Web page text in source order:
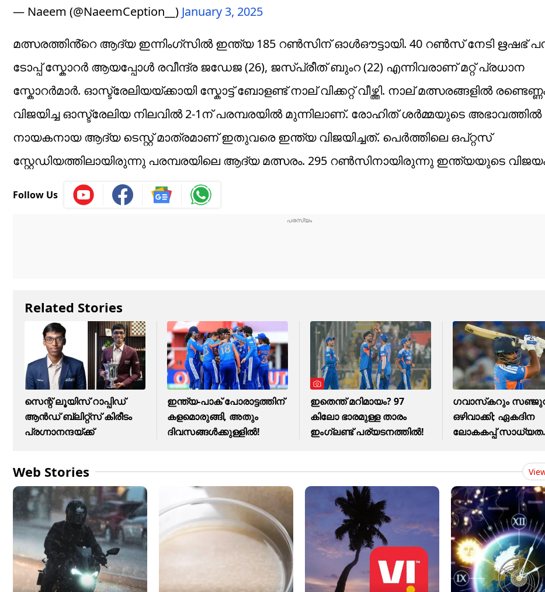
— Naeem (@NaeemCeption__) January 3, 2025
മത്സരത്തിൻ്റെ ആദ്യ ഇന്നിംഗ്സിൽ ഇന്ത്യ 185 റൺസിന് ഓൾഔട്ടായി. 40 റൺസ് നേടി ഋഷഭ്
ടോപ്പ് സ്കോറർ ആയപ്പോൾ രവീന്ദ്ര ജഡേജ (26), ജസ്പ്രീത് ബുംറ (22) എന്നിവരാണ് മറ്റ് പ്രധാന
സ്കോറർമാർ. ഓസ്ട്രേലിയയ്ക്കായി സ്കോട്ട് ബോളണ്ട് നാല് വിക്കറ്റ് വീഴ്ത്തി. നാല് മത്സരങ്ങളിൽ
വിജയിച്ച ഓസ്ട്രേലിയ നിലവിൽ 2-1ന് പരമ്പരയിൽ മുന്നിലാണ്. രോഹിത് ശർമ്മയുടെ
നായകനായ ആദ്യ ടെസ്റ്റ് മാത്രമാണ് ഇതുവരെ ഇന്ത്യ വിജയിച്ചത്. പെർത്തിലെ ഒപ്റ്റസ്
സ്റ്റേഡിയത്തിലായിരുന്നു പരമ്പരയിലെ ആദ്യ മത്സരം. 295 റൺസിനായിരുന്നു ഇന്ത്യയുടെ
Follow Us
Related Stories
സെന്റ് ലൂയിസ് റാപ്പിഡ്
ആൻഡ് ബ്ലിറ്റ്സ് കിരീടം
പ്രഗ്നാനന്ദയ്ക്ക്
ഇന്ത്യ-പാക് പോരാട്ടത്തിന്
കളമൊരുങ്ങി, അതും
ദിവസങ്ങള്‍ക്കുള്ളില്‍!
ഇതെന്ത് മറിമായം? 97
കിലോ ഭാരമുള്ള താരം
ഇംഗ്ലണ്ട് പര്യടനത്തില്‍!
ഗവാസ്‌കറും
ഒഴിവാക്കി; ഏകദിന
ലോകകപ്പ് സാധ്യത
Web Stories